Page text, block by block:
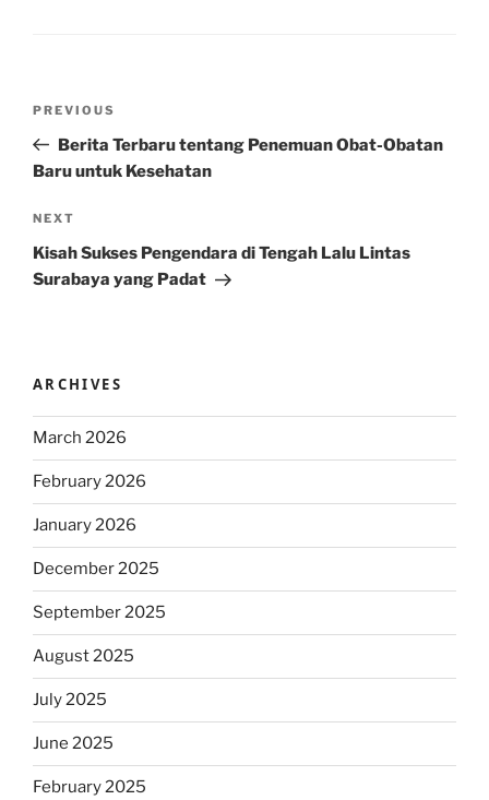
Previous
Post
PREVIOUS
Berita Terbaru tentang Penemuan Obat-Obatan
Baru untuk Kesehatan
Next
Post
NEXT
Kisah Sukses Pengendara di Tengah Lalu Lintas
Surabaya yang Padat
ARCHIVES
March 2026
February 2026
January 2026
December 2025
September 2025
August 2025
July 2025
June 2025
February 2025